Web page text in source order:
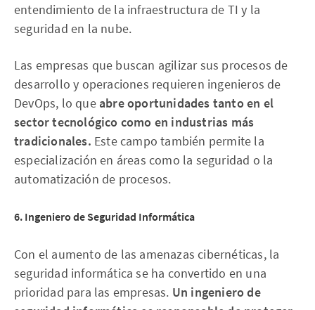
entendimiento de la infraestructura de TI y la
seguridad en la nube.
Las empresas que buscan agilizar sus procesos de
desarrollo y operaciones requieren ingenieros de
DevOps, lo queabre oportunidades tanto en el
sector tecnológico como en industrias más
tradicionales. Este campo también permite la
especialización en áreas como la seguridad o la
automatización de procesos.
6. Ingeniero de Seguridad Informática
Con el aumento de las amenazas cibernéticas, la
seguridad informática se ha convertido en una
prioridad para las empresas. Un ingeniero de